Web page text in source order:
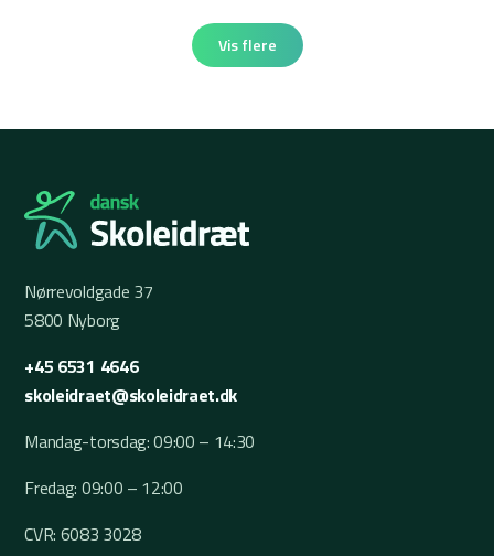
Vis flere
Nørrevoldgade 37
5800 Nyborg
+45 6531 4646
skoleidraet@skoleidraet.dk
Mandag-torsdag: 09:00 – 14:30
Fredag: 09:00 – 12:00
CVR: 6083 3028